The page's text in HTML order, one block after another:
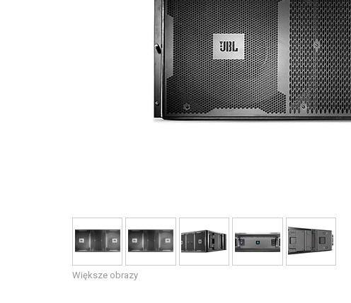
Tour Sound
Recording & Broadcast
Components
Wycofane produkty
Większe obrazy